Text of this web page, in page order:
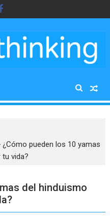
¿Cómo pueden los 10 yamas
vida?
del hinduismo